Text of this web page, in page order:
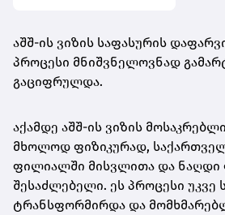
აშშ-ის ვიზის საფასურის
პროცესი მნიშვნელოვნად
გაციფრულდა.
აქამდე აშშ-ის ვიზის
მხოლოდ ფიზიკურად,
ფილიალში მისვლითა და
შესაძლებელი. ეს პროცესი
ტრანსფორმირდა და